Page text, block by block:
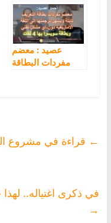
الكارثية ل40 سنة
من التعريب في
المغرب
عصيد : معضم
مفردات البطاقة
← قراءة في مشروع
في ذكرى اغتياله..
→